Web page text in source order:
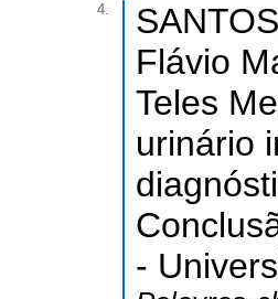
4.
Flávio
Teles
urinário
-